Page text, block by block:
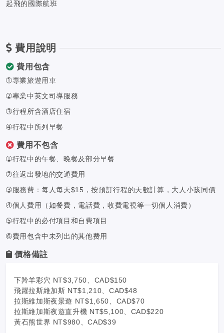
起飛的國際航班
費用說明
費用包含
➀專業旅遊用車
➁專業中英文司導服務
➂行程所含酒店住宿
➃行程中所列早餐
費用不包含
➀行程中的午餐、晚餐及部分早餐
➁往返出發地的交通費用
➂服務費：每人每天$15，按預訂行程的天數計算，大人小孩同價
➃個人費用（如餐費，電話費，收費電視等一切個人消費）
➄行程中的必付項目和自費項目
➅費用包含中未列出的其他费用
價格備註
下羚羊彩穴 NT$3,750、CAD$150
飛躍拉斯維加斯 NT$1,210、CAD$48
拉斯維加斯夜景遊 NT$1,650、CAD$70
拉斯維加斯夜遊直升機 NT$5,100、CAD$220
黃石熊世界 NT$980、CAD$39